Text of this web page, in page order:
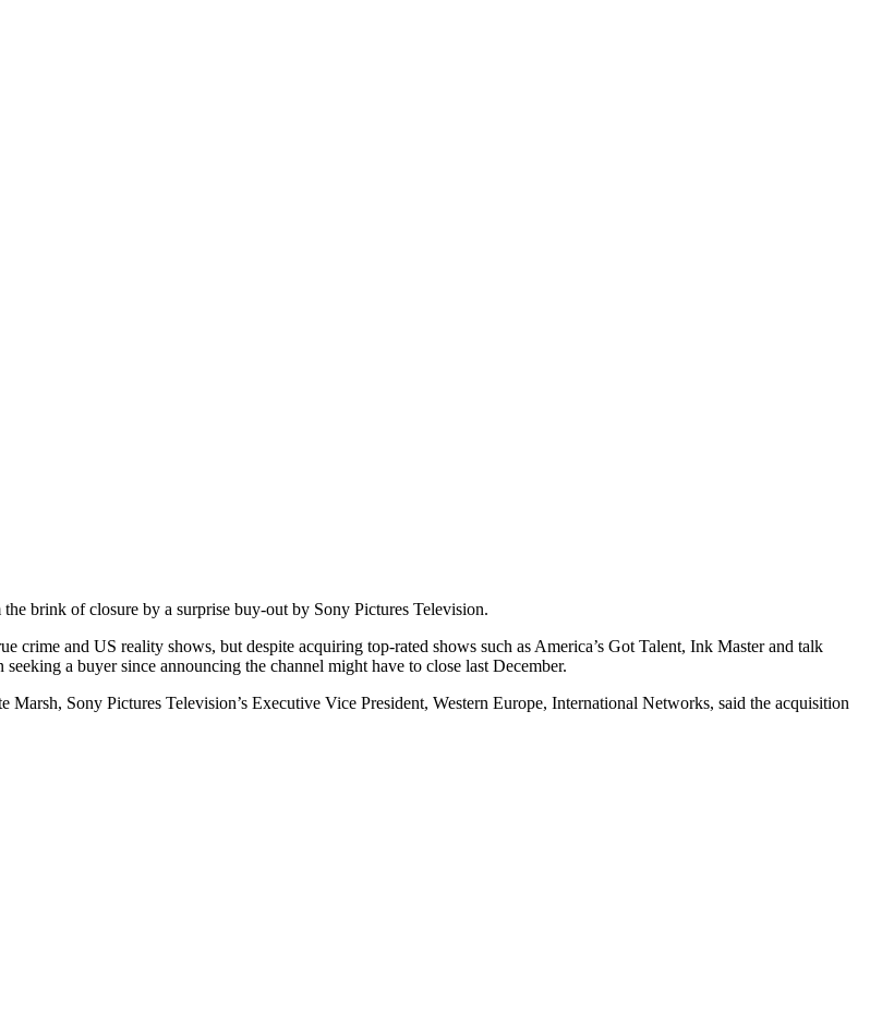
brink of closure by a surprise buy-out by Sony Pictures Television.
and US reality shows, but despite acquiring top-rated shows such as America’s Got Talent, Ink Master and talk
a buyer since announcing the channel might have to close last December.
‎Sony Pictures Television’s Executive Vice President, Western Europe, International Networks, said the acquisition